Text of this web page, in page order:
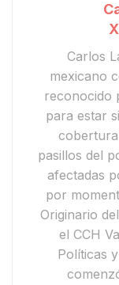
Carlos
mexicano
reconocido
para estar
pasillos del
afectadas
por
Originario
el CCH
Políticas